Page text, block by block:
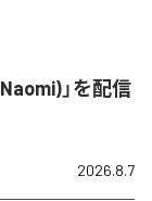
」を配信
2026.8.7